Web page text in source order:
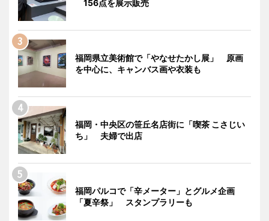
156点を展示販売
福岡県立美術館で「やなせたかし展」 原画
を中心に、キャンバス画や衣装も
福岡・中央区の笹丘名店街に「喫茶 こさじい
ち」 夫婦で出店
福岡パルコで「辛メーター」とグルメ企画
「夏辛祭」 スタンプラリーも